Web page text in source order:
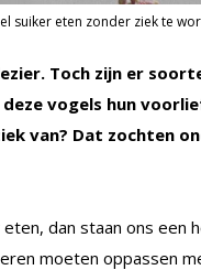
suiker eten zonder ziek te
Toch zijn er
vogels hun
van? Dat zochten
dan staan ons een
moeten oppassen